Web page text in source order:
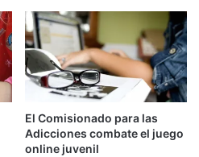
El Comisionado para las
Adicciones combate el juego
online juvenil